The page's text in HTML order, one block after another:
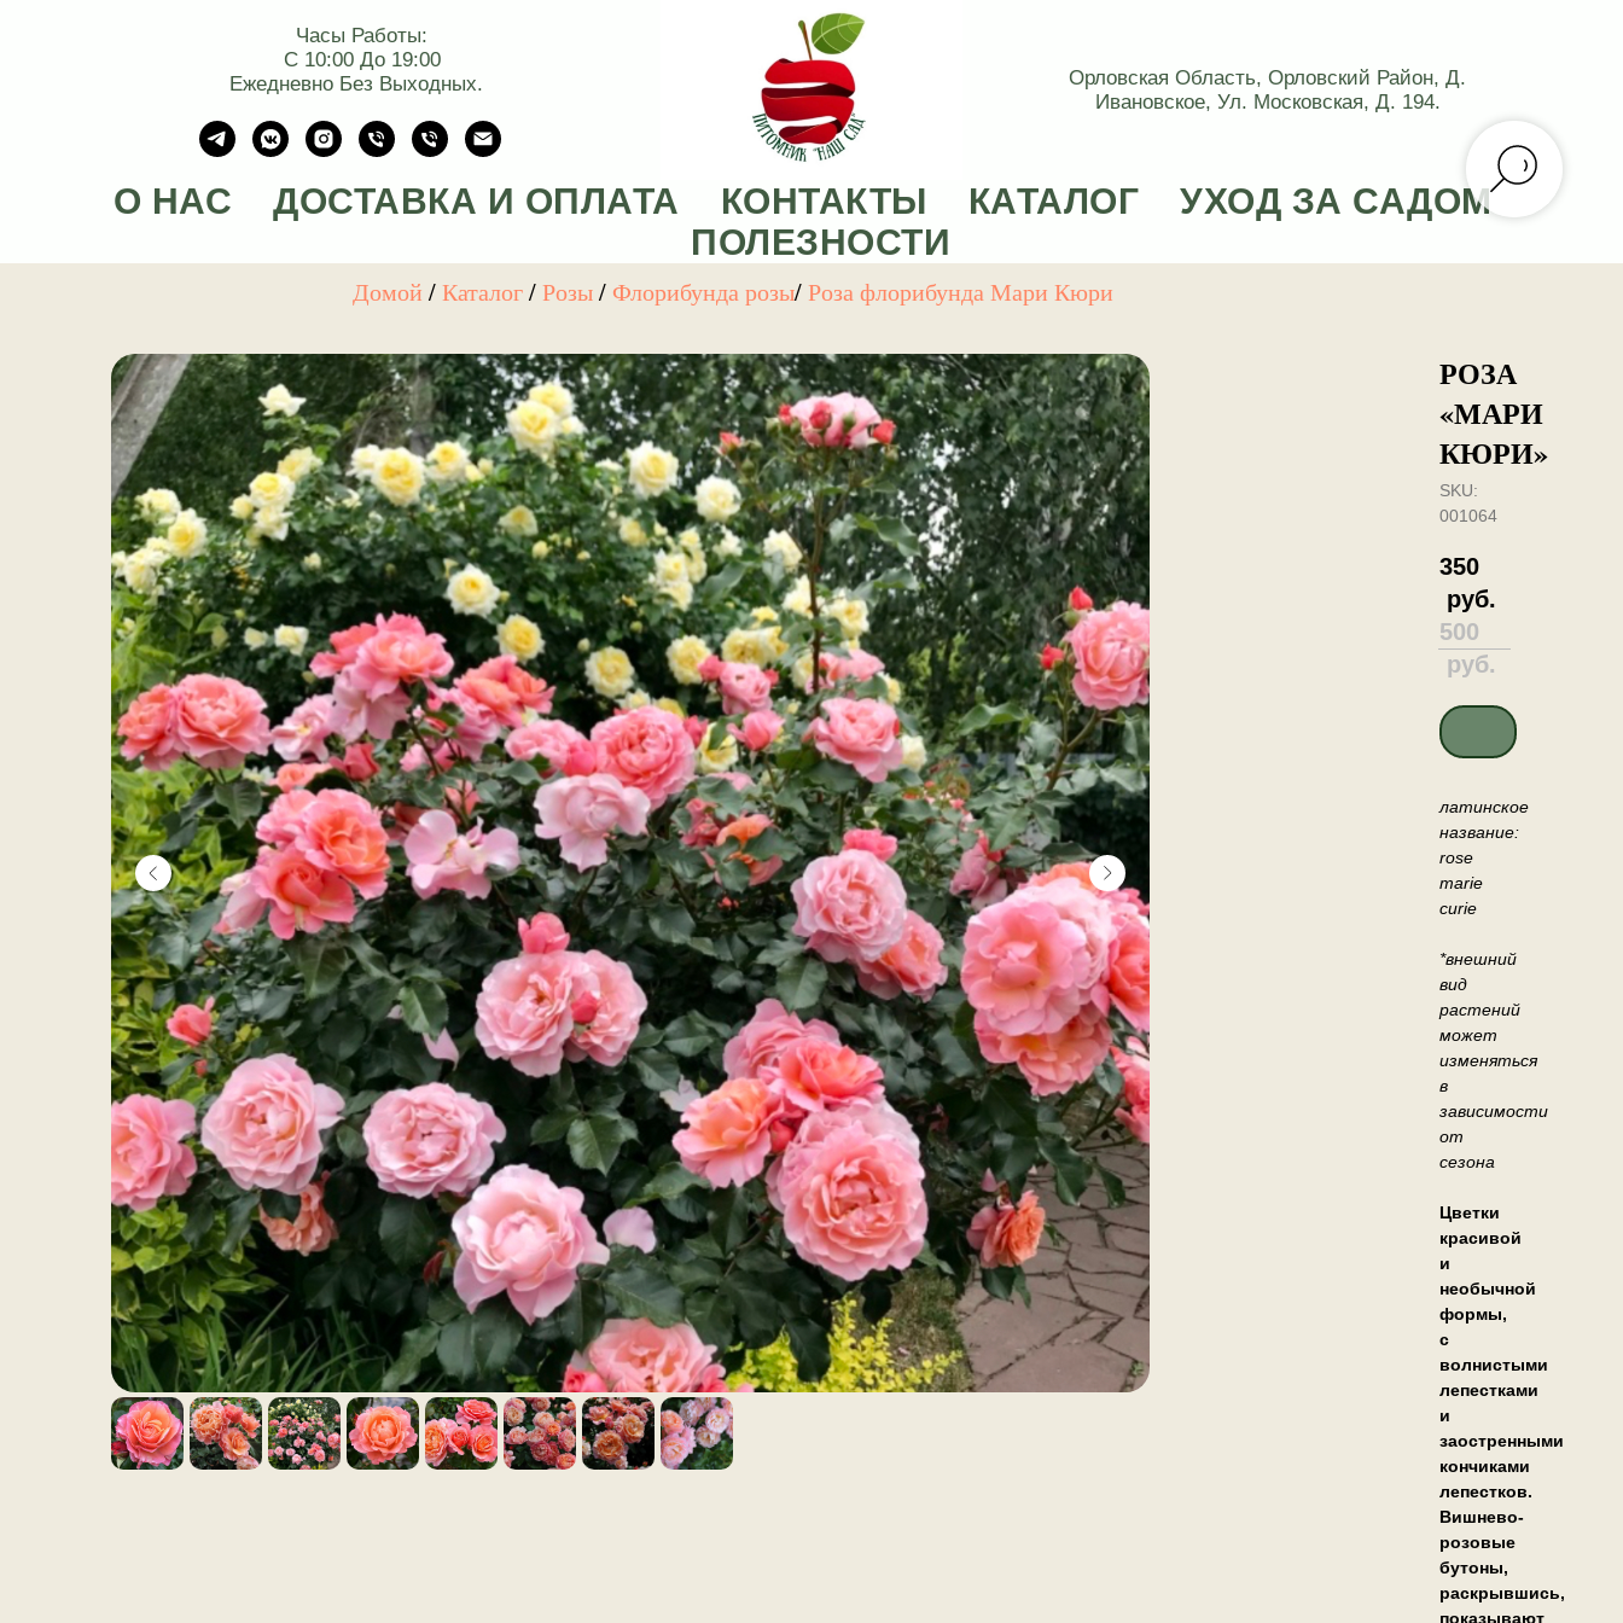
Часы Работы:
С 10:00 До 19:00
Ежедневно Без Выходных.
Орловская Область, Орловский Район, Д.
Ивановское, Ул. Московская, Д. 194.
О НАС ДОСТАВКА И ОПЛАТА КОНТАКТЫ КАТАЛОГ
УХОД ЗА САДОМ
ПОЛЕЗНОСТИ
Домой /Каталог/Розы/ Флорибунда розы/Роза флорибунда Мари Кюри
РОЗА
«МАРИ
КЮРИ»
SKU:
001064
350
руб.
500
руб.
ДОБАВИТЬ В
латинское
название:
rose
marie
curie
*внешний
вид
растений
может
изменяться
в
зависимости
от
сезона
Цветки
красивой
и
необычной
формы,
с
волнистыми
лепестками
и
заостренными
кончиками
лепестков.
Вишнево-
розовые
бутоны,
раскрывшись,
показывают